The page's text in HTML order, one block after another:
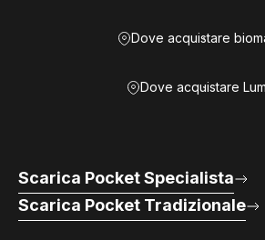
Dove acquistare
Dove acquistare
Scarica Pocket Specialista
Scarica Pocket Tradizionale